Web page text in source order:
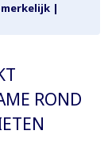
|
ROND